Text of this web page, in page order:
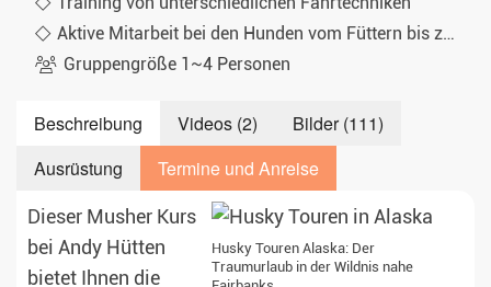
Aktive Mitarbeit bei den Hunden vom Füttern bis zum Saubermachen
Gruppengröße 1~4 Personen
Beschreibung Videos (2)
Bilder (111)
Ausrüstung
Termine und Anreise
Husky Touren Alaska: Der
Traumurlaub in der Wildnis nahe
Dieser Musher Kurs
bei Andy Hütten
bietet Ihnen die